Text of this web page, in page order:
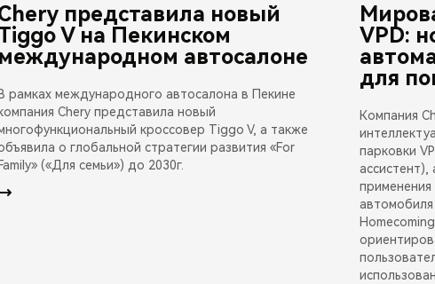
представила новый
V на Пекинском
международном автосалоне
В рамках международного автосалона в Пекине
Chery представила новый
кроссовер Tiggo V, а также
о глобальной стратегии развития «For
Family» («Для семьи») до 2030г.
VPD:
для
Компания
парковки
применения